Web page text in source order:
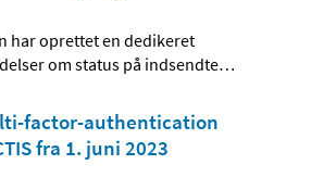
har oprettet en dedikeret
om status på indsendte…
factor-authentication
fra 1. juni 2023